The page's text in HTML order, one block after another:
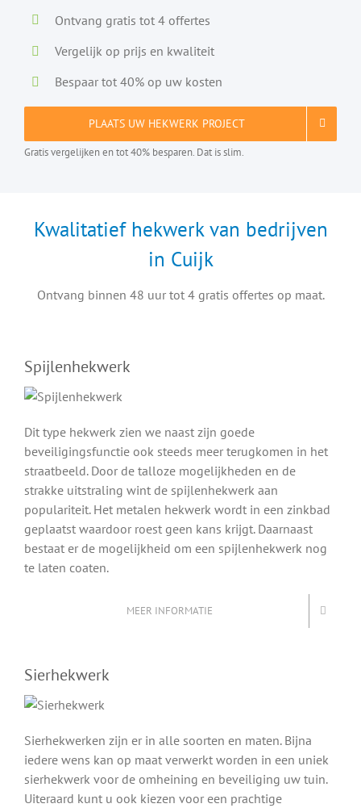
Ontvang gratis tot 4 offertes
Vergelijk op prijs en kwaliteit
Bespaar tot 40% op uw kosten
PLAATS UW HEKWERK PROJECT
Gratis vergelijken en tot 40% besparen. Dat is slim.
Kwalitatief hekwerk van bedrijven
in Cuijk
Ontvang binnen 48 uur tot 4 gratis offertes op maat.
Spijlenhekwerk
Dit type hekwerk zien we naast zijn goede
beveiligingsfunctie ook steeds meer terugkomen in het
straatbeeld. Door de talloze mogelijkheden en de
strakke uitstraling wint de spijlenhekwerk aan
populariteit. Het metalen hekwerk wordt in een zinkbad
geplaatst waardoor roest geen kans krijgt. Daarnaast
bestaat er de mogelijkheid om een spijlenhekwerk nog
te laten coaten.
MEER INFORMATIE
Sierhekwerk
Sierhekwerken zijn er in alle soorten en maten. Bijna
iedere wens kan op maat verwerkt worden in een uniek
sierhekwerk voor de omheining en beveiliging uw tuin.
Uiteraard kunt u ook kiezen voor een prachtige